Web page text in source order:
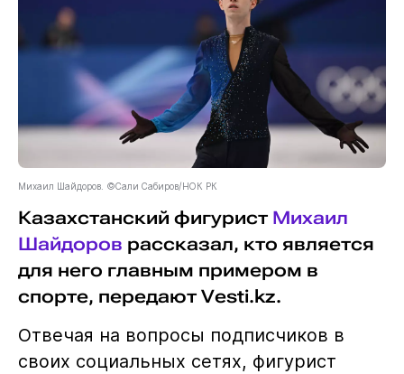
Михаил Шайдоров. ©Сали Сабиров/НОК РК
Казахстанский фигурист Михаил
Шайдоров рассказал, кто является
для него главным примером в
спорте, передают Vesti.kz.
Отвечая на вопросы подписчиков в
своих социальных сетях, фигурист